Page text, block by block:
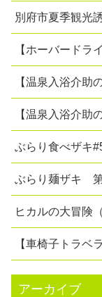
別府市夏季観光
【ホーバードラ
【温泉入浴介助
【温泉入浴介助
ぶらり食べザキ
ぶらり麺ザキ
ヒカルの大冒険
【車椅子トラベ
アーカイブ